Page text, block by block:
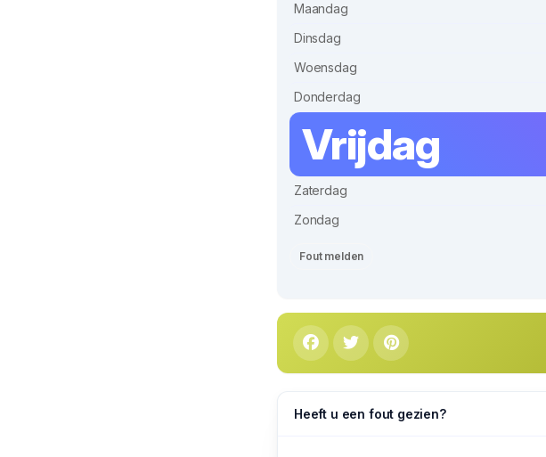
Maandag
Dinsdag
Woensdag
Donderdag
Vrijdag
Zaterdag
Zondag
Fout melden
Heeft u een fout gezien?